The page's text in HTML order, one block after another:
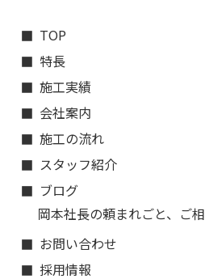
TOP
特長
施工実績
会社案内
施工の流れ
スタッフ紹介
ブログ
岡本社長の頼まれごと、ご
お問い合わせ
採用情報